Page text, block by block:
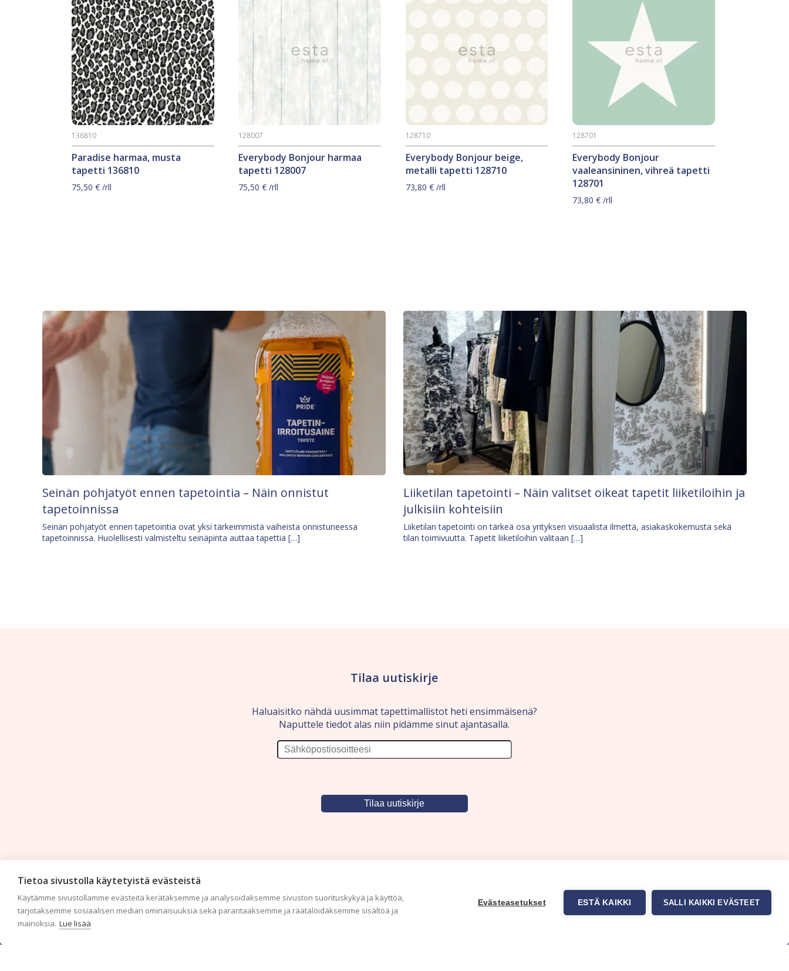
Tietoa sivustolla käytetyistä evästeistä
Käytämme sivustollamme evästeitä kerätäksemme ja analysoidaksemme sivuston suorituskykyä ja käyttöä,
tarjotaksemme sosiaalisen median ominaisuuksia sekä parantaaksemme ja räätälöidäksemme sisältöä ja
mainoksia. Lue lisää
Evästeasetukset ESTÄ KAIKKI SALLI KAIKKI EVÄSTEET
Paradise harmaa, musta
tapetti 136810
136810
75,50 € /rll
Everybody Bonjour harmaa
tapetti 128007
128007
75,50€ /rll
Everybody Bonjour beige,
metalli tapetti 128710
128710
73,80 €/rll
Everybody Bonjour
vaaleansininen, vihreä tapetti
128701
128701
73,80€ /rll
Seinän pohjatyöt ennen tapetointia – Näin onnistut
tapetoinnissa
Seinän pohjatyöt ennen tapetointia ovat yksi tärkeimmistä vaiheista onnistuneessa
tapetoinnissa. Huolellisesti valmisteltu seinäpinta auttaa tapettia […]
Liiketilan tapetointi – Näin valitset oikeat tapetit liiketiloihin ja
julkisiin kohteisiin
Liiketilan tapetointi on tärkeä osa yrityksen visuaalista ilmettä, asiakaskokemusta sekä
tilan toimivuutta. Tapetit liiketiloihin valitaan […]
Tilaa uutiskirje
Haluaisitko nähdä uusimmat tapettimallistot heti ensimmäisenä?
Naputtele tiedot alas niin pidämme sinut ajantasalla.